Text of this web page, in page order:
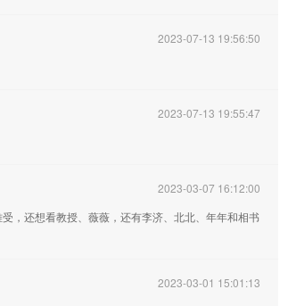
2023-07-13 19:56:50
2023-07-13 19:55:47
2023-03-07 16:12:00
，还想看教授、薇薇，还有李济、北北、年年和相书
2023-03-01 15:01:13